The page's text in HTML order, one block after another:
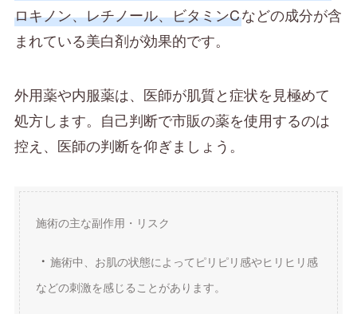
ロキノン、レチノール、ビタミンCなどの成分が含
まれている美白剤が効果的です。
外用薬や内服薬は、医師が肌質と症状を見極めて
処方します。自己判断で市販の薬を使用するのは
控え、医師の判断を仰ぎましょう。
施術の主な副作用・リスク
・ 施術中、お肌の状態によってピリピリ感やヒリヒリ感
などの刺激を感じることがあります。